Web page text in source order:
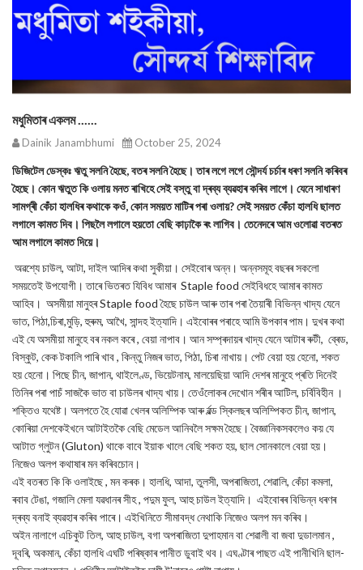
মধুমিতাৰ একলম ......
Dainik Janambhumi October 25, 2024
ডিজিটেল ডেস্কঃ ঋতু সলনি হৈছে, বতৰ সলনি হৈছে। তাৰ লগে লগে সৌন্দৰ্য চৰ্চাৰ ধৰণ সলনি কৰিবৰ
হৈছে। কোন ঋতুত কি ওলায় মনত ৰাখিহে সেই বস্তু বা দ্ৰব্য ব্যৱহাৰ কৰিব লাগে। যেনে সাধাৰণ
সামগ্ৰী কেঁচা হালধিৰ কথাকে ক‌ওঁ, কোন সময়ত মাটিৰ পৰা ওলায়? সেই সময়ত কেঁচা হালধি ছালত
লগালে কামত দিব। পিছলৈ লগালে হয়তো বেছি কাঢ়াকৈ ৰং লাগিব। তেনেদৰে আম ওলোৱা বতৰত
আম লগালে কামত দিয়ে।
অৱশ্যে চাউল, আটা, দাইল আদিৰ কথা সুকীয়া। সেইবোৰ অন্ন। অন্নসমূহ বছৰৰ সকলো
সময়তেই উপযোগী। তাৰে ভিতৰত যিবিধ আমাৰ Staple food সেইবিধহে আমাৰ কামত
আহিব। অসমীয়া মানুহৰ Staple food হৈছে চাউল আৰু তাৰ পৰা তৈয়াৰী বিভিন্ন খাদ্য যেনে
ভাত, পিঠা,চিৰা,মুড়ি, হুৰুম, আখৈ, সান্দহ ইত্যাদি। এইবোৰৰ পৰাহে আমি উপকাৰ পাম। দুখৰ কথা
এই যে অসমীয়া মানুহে বৰ নকল কৰে , বেয়া নাপাব। আন সম্প্ৰদায়ৰ খাদ্য যেনে আটাৰ ৰুটী, ব্ৰেড,
বিস্কুট, কেক টকালি পাৰি খাব , কিন্তু নিজৰ ভাত, পিঠা, চিৰা নাখায়। পেট বেয়া হয় হেনো, শকত
হয় হেনো। পিছে চীন, জাপান, থাইলেণ্ড, ভিয়েটনাম, মালয়েছিয়া আদি দেশৰ মানুহে প্ৰতি দিনেই
তিনিৰ পৰা পাচঁ সাজকৈ ভাত বা চাউলৰ খাদ্য খায়। তেওঁলোকৰ দেখোন শৰীৰ আটিল, চৰ্বিবিহীন ।
শক্তিও যথেষ্ট। অলপতে হৈ যোৱা খেলৰ অলিম্পিক আৰু ৰ্ৱল্ড স্কিলছৰ অলিম্পিকত চীন, জাপান,
কোৰিয়া দেশকেইখনে আটাইতকৈ বেছি মেডেল আনিবলৈ সক্ষম হৈছে। বৈজ্ঞানিকসকলেও কয় যে
আটাত গ্লুটন (Gluton) থাকে বাবে ইয়াক খালে বেছি শকত হয়, ছাল সোনকালে বেয়া হয়।
নিজেও অলপ কথাষাৰ মন কৰিবচোন।
এই বতৰত কি কি ওলাইছে , মন কৰক। হালধি, আদা, তুলসী, অপৰাজিতা, শেৱালি, কেঁচা কমলা,
ৰবাব টেঙা, গজালি মেলা যৱধানৰ সীহ , পদুম ফুল, আহু চাউল ইত্যাদি। এইবোৰৰ বিভিন্ন ধৰণৰ
দ্ৰব্য বনাই ব্যৱহাৰ কৰিব পাৰে। এইখিনিতে সীমাবদ্ধ নেথাকি নিজেও অলপ মন কৰিব।‌
অইন নালাগে এচিকুট তিল, আহু চাউল, বগা অপৰাজিতা দুপাহমান বা শেৱালী বা জবা দুডালমান ,
দূবৰি, অকমান, কেঁচা হালধি এঘটি পৰিষ্কাৰ পানীত ডুবাই থব। এঘণ্টাৰ পাছত এই পানীখিনি ছাল-